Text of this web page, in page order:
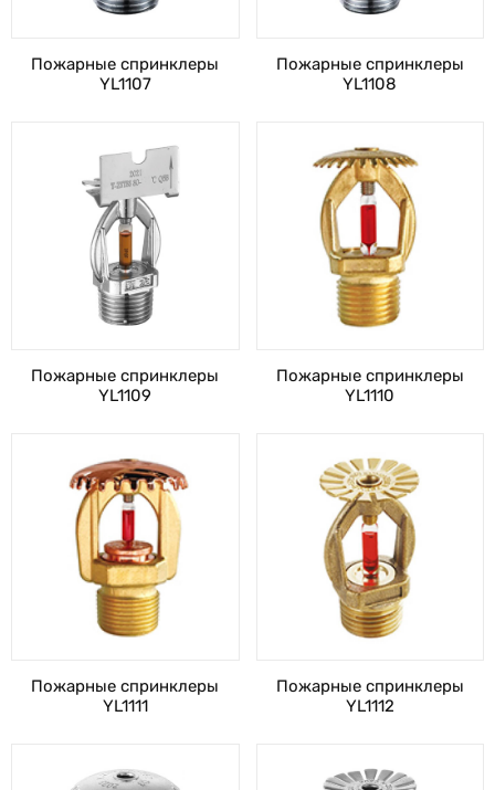
Пожарные спринклеры
YL1107
Пожарные спринклеры
YL1108
Пожарные спринклеры
YL1109
Пожарные спринклеры
YL1110
Пожарные спринклеры
YL1111
Пожарные спринклеры
YL1112